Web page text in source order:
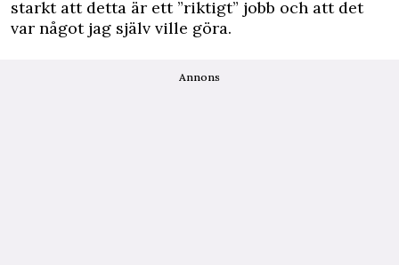
starkt att detta är ett ”riktigt” jobb och att det
var något jag själv ville göra.
Annons